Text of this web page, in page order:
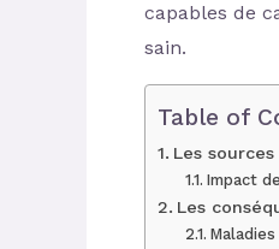
capables de
sain.
Table of
Les
Impact
Les